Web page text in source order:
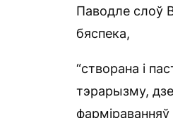
Паводле слоў
бяспека,
“створана і
тэрарызму,
фарміраванняў